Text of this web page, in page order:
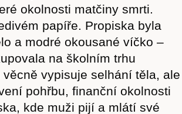
okolnosti matčiny smrti.
papíře. Propiska byla
a modré okousané víčko –
na školním trhu
vypisuje selhání těla, ale
pohřbu, finanční okolnosti
kde muži pijí a mlátí své